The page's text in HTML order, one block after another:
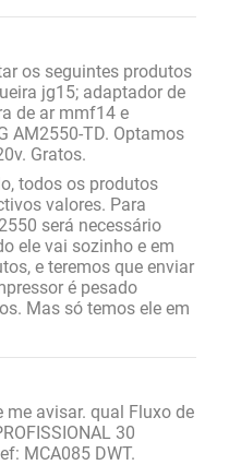
os seguintes produtos
jg15; adaptador de
de ar mmf14 e
AM2550-TD. Optamos
Gratos.
todos os produtos
valores. Para
será necessário
ele vai sozinho e em
e teremos que enviar
é pesado
Mas só temos ele em
me avisar. qual Fluxo de
30
MCA085 DWT.